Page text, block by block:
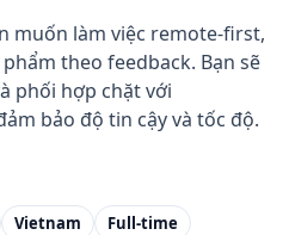
muốn làm việc remote-first,
theo feedback. Bạn sẽ
phối hợp chặt với
bảo độ tin cậy và tốc độ.
Vietnam
Full-time